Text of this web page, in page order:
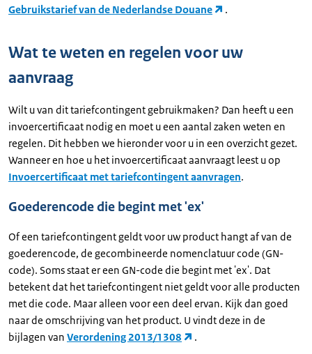
Gebruikstarief van de Nederlandse Douane
.
Wat te weten en regelen voor uw
aanvraag
Wilt u van dit tariefcontingent gebruikmaken? Dan heeft u een
invoercertificaat nodig en moet u een aantal zaken weten en
regelen. Dit hebben we hieronder voor u in een overzicht gezet.
Wanneer en hoe u het invoercertificaat aanvraagt leest u op
Invoercertificaat met tariefcontingent aanvragen.
Goederencode die begint met 'ex'
Of een tariefcontingent geldt voor uw product hangt af van de
goederencode, de gecombineerde nomenclatuur code (GN-
code). Soms staat er een GN-code die begint met 'ex'. Dat
betekent dat het tariefcontingent niet geldt voor alle producten
met die code. Maar alleen voor een deel ervan. Kijk dan goed
naar de omschrijving van het product. U vindt deze in de
bijlagen van Verordening 2013/1308 .